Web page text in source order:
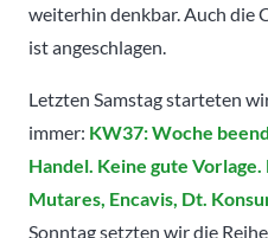
weiterhin denkbar. Auch die
ist angeschlagen.
Letzten Samstag starteten
immer: KW37: Woche
Handel. Keine gute
Mutares, Encavis, Dt.
Sonntag setzten wir die Reihe